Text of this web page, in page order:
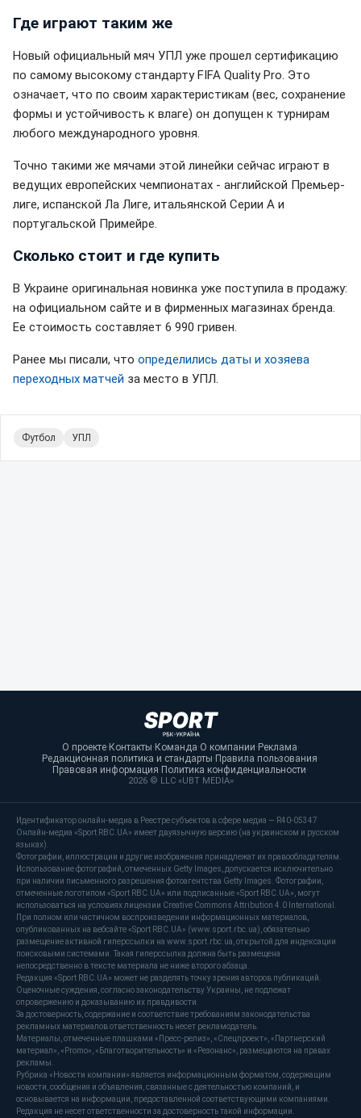
Где играют таким же
Новый официальный мяч УПЛ уже прошел сертификацию
по самому высокому стандарту FIFA Quality Pro. Это
означает, что по своим характеристикам (вес, сохранение
формы и устойчивость к влаге) он допущен к турнирам
любого международного уровня.
Точно такими же мячами этой линейки сейчас играют в
ведущих европейских чемпионатах - английской Премьер-
лиге, испанской Ла Лиге, итальянской Серии А и
португальской Примейре.
Сколько стоит и где купить
В Украине оригинальная новинка уже поступила в продажу:
на официальном сайте и в фирменных магазинах бренда.
Ее стоимость составляет 6 990 гривен.
Ранее мы писали, что определились даты и хозяева
переходных матчей за место в УПЛ.
Футбол УПЛ
О проекте· Контакты· Команда·О компании· Реклама·
Редакционная политика и стандарты· Правила пользования·
Правовая информация· Политика конфиденциальности·
2026 © LLC «UBT MEDIA»
Идентификатор онлайн-медиа в Реестре субъектов в сфере медиа — R40-05347
Онлайн-медиа «Sport RBC.UA» имеет двуязычную версию (на украинском и русском
языках).
Фотографии, иллюстрации и другие изображения принадлежат их правообладателям.
Использование фотографий, отмеченных Getty Images, допускается исключительно
при наличии письменного разрешения фотоагентства Getty Images. Фотографии,
отмеченные логотипом «Sport RBC.UA» или подписанные «Sport RBC.UA», могут
использоваться на условиях лицензии Creative Commons Attribution 4.0 International.
При полном или частичном воспроизведении информационных материалов,
опубликованных на вебсайте «Sport RBC.UA» (www.sport.rbc.ua), обязательно
размещение активной гиперссылки на www.sport.rbc.ua, открытой для индексации
поисковыми системами. Такая гиперссылка должна быть размещена
непосредственно в тексте материала не ниже второго абзаца.
Редакция «Sport RBC.UA» может не разделять точку зрения авторов публикаций.
Оценочные суждения, согласно законодательству Украины, не подлежат
опровержению и доказыванию их правдивости.
За достоверность, содержание и соответствие требованиям законодательства
рекламных материалов ответственность несет рекламодатель.
Материалы, отмеченные плашками «Пресс-релиз», «Спецпроект», «Партнерский
материал», «Promo», «Благотворительность» и «Резонанс», размещаются на правах
рекламы.
Рубрика «Новости компании» является информационным форматом, содержащим
новости, сообщения и объявления, связанные с деятельностью компаний, и
основывается на информации, предоставленной соответствующими компаниями.
Редакция не несет ответственности за достоверность такой информации.